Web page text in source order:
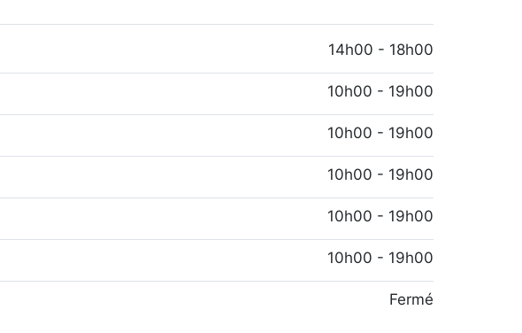
14h00 - 18h00
10h00 - 19h00
10h00 - 19h00
10h00 - 19h00
10h00 - 19h00
10h00 - 19h00
Fermé